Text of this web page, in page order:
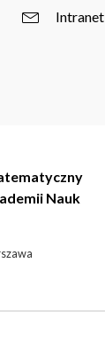
Intranet
Nauk